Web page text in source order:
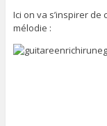
Ici on va s’inspirer
mélodie :